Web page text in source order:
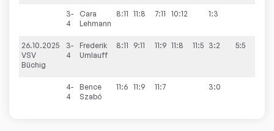
3-
4
Cara
Lehmann
8:11 11:8 7:11 10:12 1:3
26.10.2025
VSV
Büchig
3-
4
Frederik
Umlauff
8:11 9:11 11:9 11:8 11:5 3:2 5:5
4-
4
Bence
Szabó
11:6 11:9 11:7 3:0